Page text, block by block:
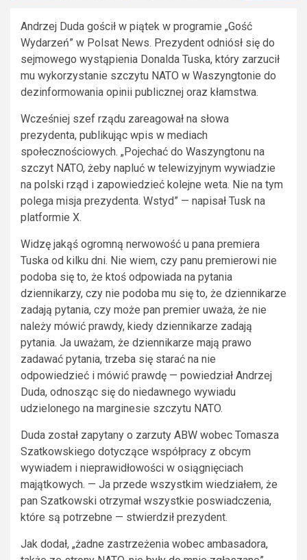
Andrzej Duda gościł w piątek w programie „Gość
Wydarzeń” w Polsat News. Prezydent odniósł się do
sejmowego wystąpienia Donalda Tuska, który zarzucił
mu wykorzystanie szczytu NATO w Waszyngtonie do
dezinformowania opinii publicznej oraz kłamstwa.
Wcześniej szef rządu zareagował na słowa
prezydenta, publikując wpis w mediach
społecznościowych. „Pojechać do Waszyngtonu na
szczyt NATO, żeby napluć w telewizyjnym wywiadzie
na polski rząd i zapowiedzieć kolejne weta. Nie na tym
polega misja prezydenta. Wstyd” — napisał Tusk na
platformie X.
Widzę jakąś ogromną nerwowość u pana premiera
Tuska od kilku dni. Nie wiem, czy panu premierowi nie
podoba się to, że ktoś odpowiada na pytania
dziennikarzy, czy nie podoba mu się to, że dziennikarze
zadają pytania, czy może pan premier uważa, że nie
należy mówić prawdy, kiedy dziennikarze zadają
pytania. Ja uważam, że dziennikarze mają prawo
zadawać pytania, trzeba się starać na nie
odpowiedzieć i mówić prawdę — powiedział Andrzej
Duda, odnosząc się do niedawnego wywiadu
udzielonego na marginesie szczytu NATO.
Duda został zapytany o zarzuty ABW wobec Tomasza
Szatkowskiego dotyczące współpracy z obcym
wywiadem i nieprawidłowości w osiągnięciach
majątkowych. — Ja przede wszystkim wiedziałem, że
pan Szatkowski otrzymał wszystkie poswiadczenia,
które są potrzebne — stwierdził prezydent.
Jak dodał, „żadne zastrzeżenia wobec ambasadora,